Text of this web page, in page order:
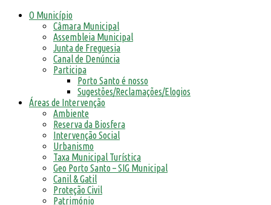
O Município
Câmara Municipal
Assembleia Municipal
Junta de Freguesia
Canal de Denúncia
Participa
Porto Santo é nosso
Sugestões/Reclamações/Elogios
Áreas de Intervenção
Ambiente
Reserva da Biosfera
Intervenção Social
Urbanismo
Taxa Municipal Turística
Geo Porto Santo – SIG Municipal
Canil & Gatil
Proteção Civil
Património